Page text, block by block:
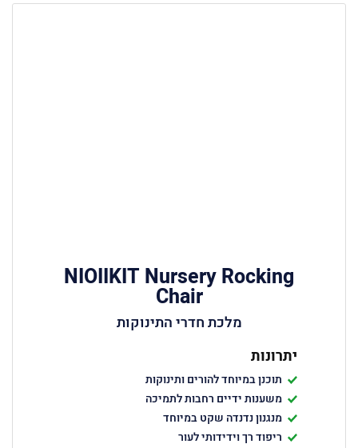
NIOIIKIT Nursery Rocking
Chair
מלכת חדרי התינוקות
יתרונות
תוכנן במיוחד להורים ותינוקות
משענות ידיים רחבות לתמיכה
מנגנון נדנדה שקט במיוחד
ריפוד רך וידידותי לעור